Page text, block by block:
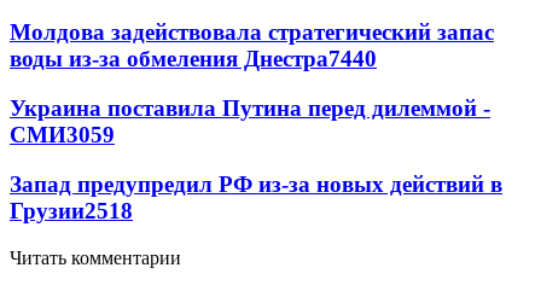
Молдова задействовала стратегический запас
воды из-за обмеления Днестра7440
Украина поставила Путина перед дилеммой -
СМИ3059
Запад предупредил РФ из-за новых действий в
Грузии2518
Читать комментарии